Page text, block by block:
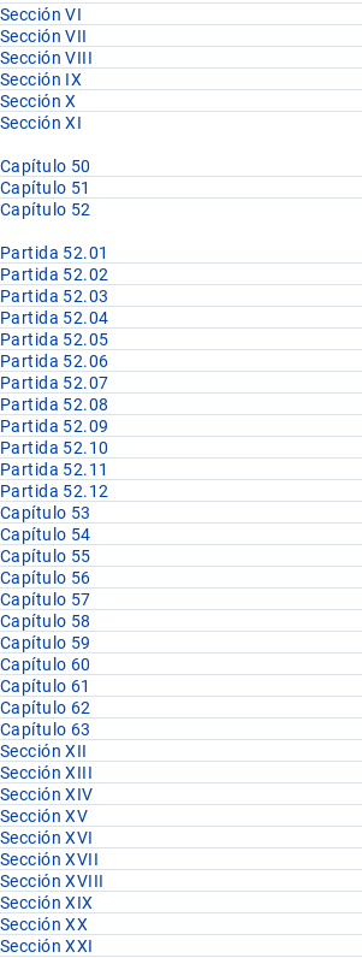
Sección VI
Sección VII
Sección VIII
Sección IX
Sección X
Sección XI
Capítulo 50
Capítulo 51
Capítulo 52
Partida 52.01
Partida 52.02
Partida 52.03
Partida 52.04
Partida 52.05
Partida 52.06
Partida 52.07
Partida 52.08
Partida 52.09
Partida 52.10
Partida 52.11
Partida 52.12
Capítulo 53
Capítulo 54
Capítulo 55
Capítulo 56
Capítulo 57
Capítulo 58
Capítulo 59
Capítulo 60
Capítulo 61
Capítulo 62
Capítulo 63
Sección XII
Sección XIII
Sección XIV
Sección XV
Sección XVI
Sección XVII
Sección XVIII
Sección XIX
Sección XX
Sección XXI